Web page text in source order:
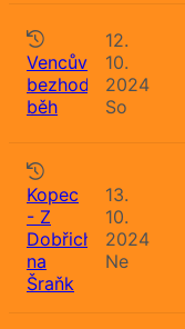
Vencův
bezhodinkový
běh
12.
10.
2024
So
Kopec
- Z
Dobřichovic
na
Šraňk
13.
10.
2024
Ne